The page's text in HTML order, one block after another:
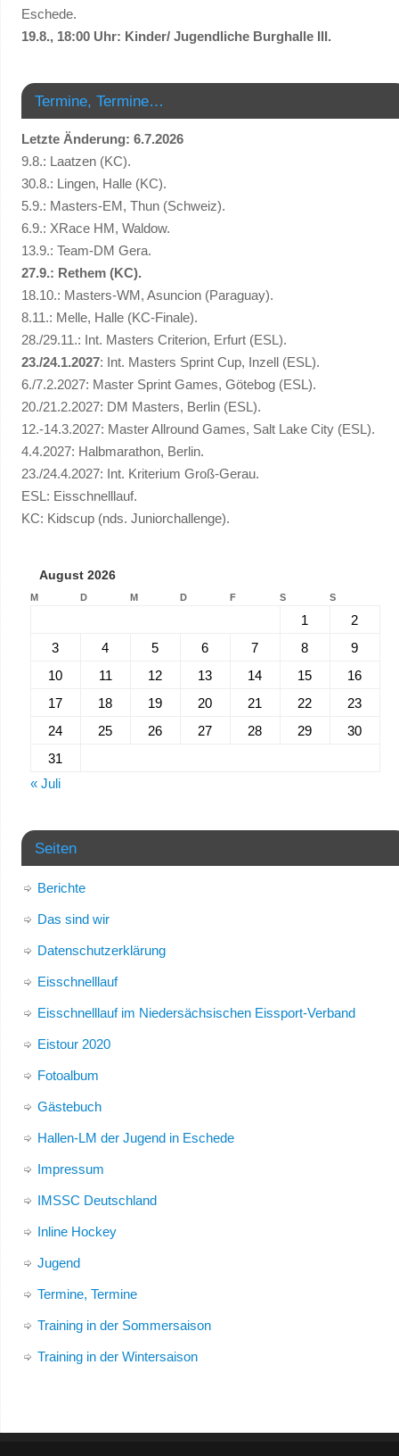
Eschede.
19.8., 18:00 Uhr: Kinder/ Jugendliche Burghalle III.
Termine, Termine…
Letzte Änderung: 6.7.2026
9.8.: Laatzen (KC).
30.8.: Lingen, Halle (KC).
5.9.: Masters-EM, Thun (Schweiz).
6.9.: XRace HM, Waldow.
13.9.: Team-DM Gera.
27.9.: Rethem (KC).
18.10.: Masters-WM, Asuncion (Paraguay).
8.11.: Melle, Halle (KC-Finale).
28./29.11.: Int. Masters Criterion, Erfurt (ESL).
23./24.1.2027: Int. Masters Sprint Cup, Inzell (ESL).
6./7.2.2027: Master Sprint Games, Götebog (ESL).
20./21.2.2027: DM Masters, Berlin (ESL).
12.-14.3.2027: Master Allround Games, Salt Lake City (ESL).
4.4.2027: Halbmarathon, Berlin.
23./24.4.2027: Int. Kriterium Groß-Gerau.
ESL: Eisschnelllauf.
KC: Kidscup (nds. Juniorchallenge).
August 2026
M D M D F S S
1
2
3
4 5 6 7 8
9
10
11 12 13 14 15
16
17
18 19 20 21 22
23
24
25 26 27 28 29
30
31
« Juli
Seiten
Berichte
Das sind wir
Datenschutzerklärung
Eisschnelllauf
Eisschnelllauf im Niedersächsischen Eissport-Verband
Eistour 2020
Fotoalbum
Gästebuch
Hallen-LM der Jugend in Eschede
Impressum
IMSSC Deutschland
Inline Hockey
Jugend
Termine, Termine
Training in der Sommersaison
Training in der Wintersaison